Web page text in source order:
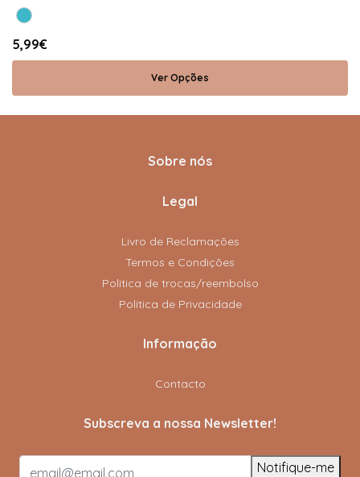
5,99€
Ver Opções
Sobre nós
Legal
Livro de Reclamações
Termos e Condições
Politica de trocas/reembolso
Política de Privacidade
Informação
Contacto
Subscreva a nossa Newsletter!
Notifique-me